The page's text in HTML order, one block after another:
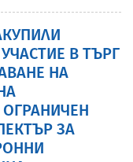
В ТЪРГ
НА
ЗА